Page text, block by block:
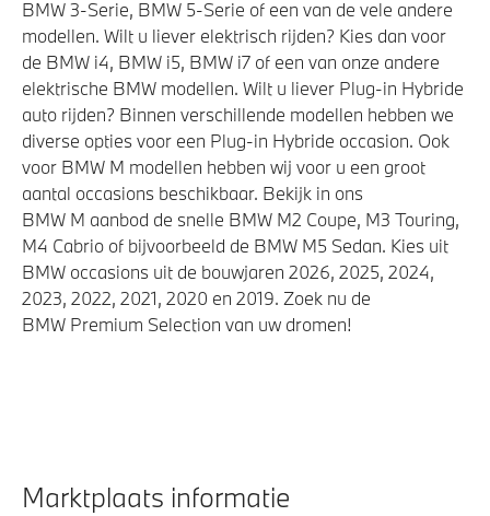
BMW 3-Serie, BMW 5-Serie of een van de vele andere
modellen. Wilt u liever elektrisch rijden? Kies dan voor
de BMW i4, BMW i5, BMW i7 of een van onze andere
elektrische BMW modellen. Wilt u liever Plug-in Hybride
auto rijden? Binnen verschillende modellen hebben we
diverse opties voor een Plug-in Hybride occasion. Ook
voor BMW M modellen hebben wij voor u een groot
aantal occasions beschikbaar. Bekijk in ons
BMW M aanbod de snelle BMW M2 Coupe, M3 Touring,
M4 Cabrio of bijvoorbeeld de BMW M5 Sedan. Kies uit
BMW occasions uit de bouwjaren 2026, 2025, 2024,
2023, 2022, 2021, 2020 en 2019. Zoek nu de
BMW Premium Selection van uw dromen!
Marktplaats informatie